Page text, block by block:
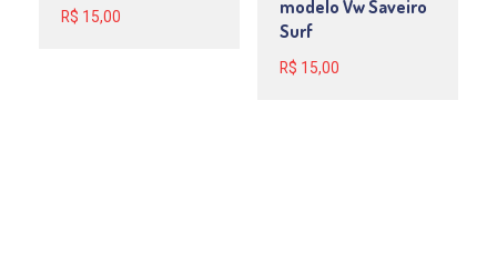
R$ 15,00
modelo Vw Saveiro
Surf
R$ 15,00